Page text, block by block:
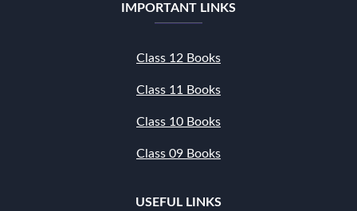
IMPORTANT LINKS
Class 12 Books
Class 11 Books
Class 10 Books
Class 09 Books
USEFUL LINKS